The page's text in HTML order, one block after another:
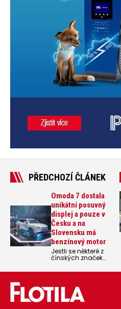
PŘEDCHOZÍ ČLÁNEK
Omoda 7 dostala
unikátní posuvný
displej a pouze v
Česku a na
Slovensku má
benzínový motor
Jestli se některé z
čínských značek
vstoupit na český
z koncernu Chery,
a to díky tomu, že
nejprve budovala